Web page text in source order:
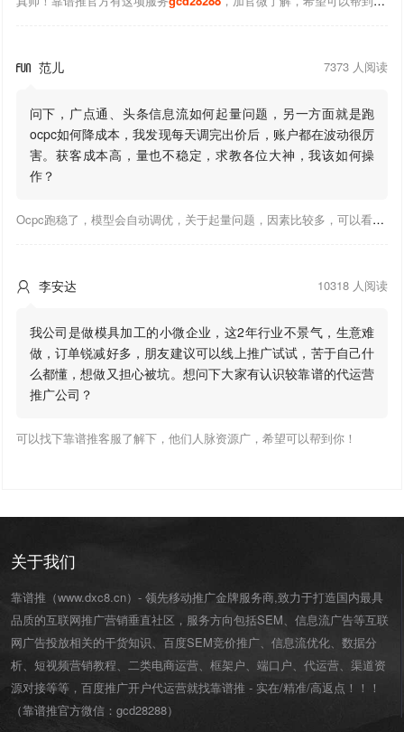
 范儿 7373 人阅读
问下，广点通、头条信息流如何起量问题，另一方面就是跑
ocpc如何降成本，我发现每天调完出价后，账户都在波动很厉
害。获客成本高，量也不稳定，求教各位大神，我该如何操
作？
Ocpc跑稳了，模型会自动调优，关于起量问题，因素比较多，可以看下靠谱推大神出的干货文章，都是经验总结，应该可以找到对应解决。
 李安达 10318 人阅读
我公司是做模具加工的小微企业，这2年行业不景气，生意难
做，订单锐减好多，朋友建议可以线上推广试试，苦于自己什
么都懂，想做又担心被坑。想问下大家有认识较靠谱的代运营
推广公司？
可以找下靠谱推客服了解下，他们人脉资源广，希望可以帮到你！
关于我们
靠谱推（www.dxc8.cn）- 领先移动推广金牌服务商,致力于打造国内最具
品质的互联网推广营销垂直社区，服务方向包括SEM、信息流广告等互联
网广告投放相关的干货知识、百度SEM竞价推广、信息流优化、数据分
析、短视频营销教程、二类电商运营、 框架户、 端口户、 代运营、渠道资
源对接等等，百度推广开户代运营就找靠谱推 - 实在/精准/高返点！！！
（靠谱推官方微信： gcd28288）